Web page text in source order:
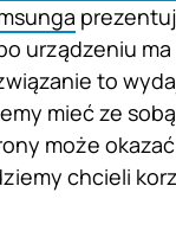
urządzeniu
to
mieć ze
może
chcieli